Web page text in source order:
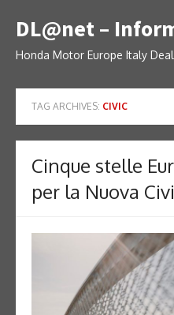
to
content
DL@net –
Honda Motor Europe Italy
TAG ARCHIVES: CIVIC
Cinque stelle
per la Nuova